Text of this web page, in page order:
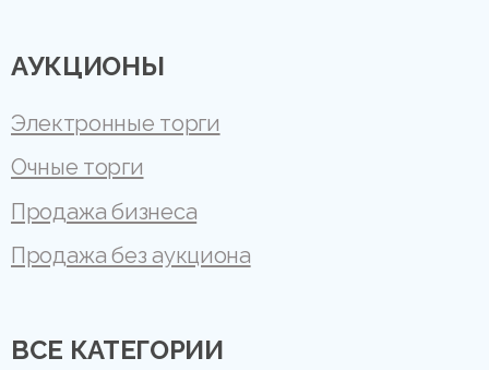
АУКЦИОНЫ
Электронные торги
Очные торги
Продажа бизнеса
Продажа без аукциона
ВСЕ КАТЕГОРИИ